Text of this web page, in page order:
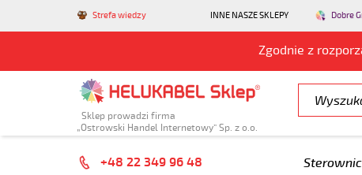
Strefa wiedzy INNE NASZE SKLEPY Dobre
Zgodnie z
Sklep prowadzi firma
„Ostrowski Handel Internetowy” Sp. z o.o.
+48 22 349 96 48